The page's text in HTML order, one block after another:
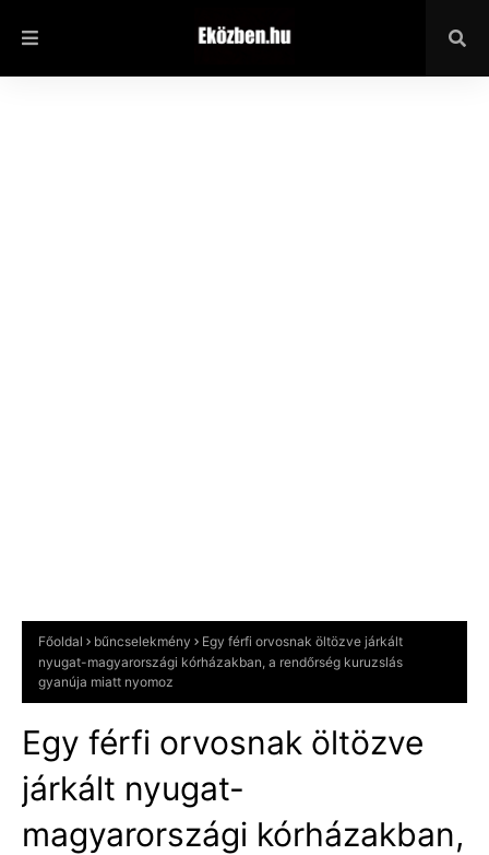
Főoldal bűncselekmény
Egy férfi orvosnak öltözve járkált
nyugat-magyarországi kórházakban, a rendőrség kuruzslás
gyanúja miatt nyomoz
Egy férfi orvosnak öltözve
járkált nyugat-
magyarországi kórházakban,